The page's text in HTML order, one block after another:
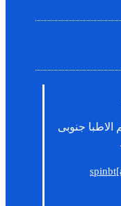
الاطبا جنوبی